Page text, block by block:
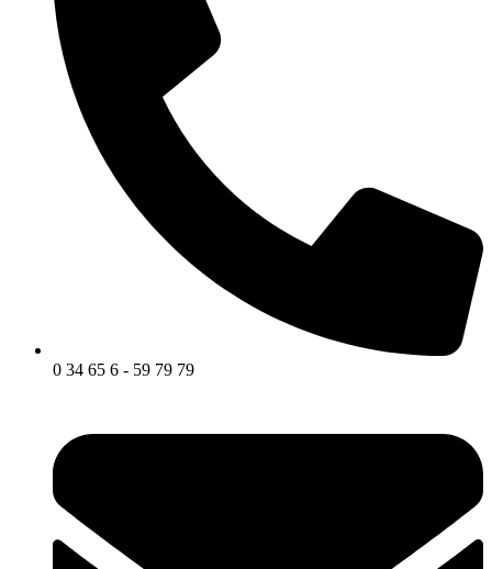
0 34 65 6 - 59 79 79